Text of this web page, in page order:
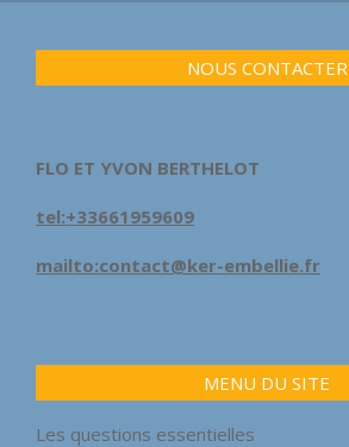
NOUS CONTACTER
FLO ET YVON BERTHELOT
tel:+33661959609
mailto:contact@ker-embellie.fr
MENU DU SITE
Les questions essentielles